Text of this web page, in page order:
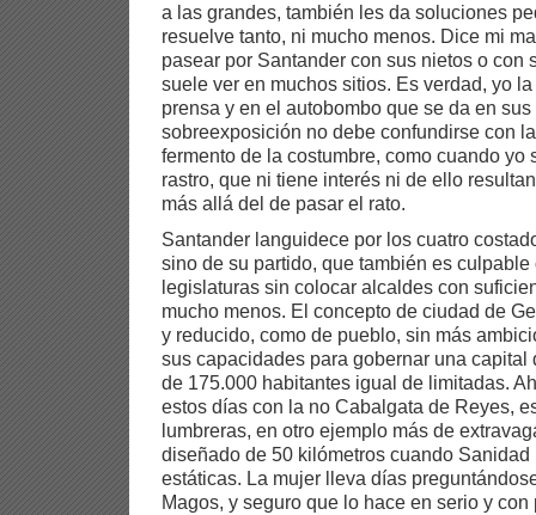
a las grandes, también les da soluciones
resuelve tanto, ni mucho menos. Dice mi
pasear por Santander con sus nietos o con
suele ver en muchos sitios. Es verdad, yo
prensa y en el autobombo que se da en
sobreexposición no debe confundirse con
fermento de la costumbre, como cuando yo
rastro, que ni tiene interés ni de ello
más allá del de pasar el rato.
Santander languidece por los cuatro
sino de su partido, que también es
legislaturas sin colocar alcaldes con
mucho menos. El concepto de ciudad de
y reducido, como de pueblo, sin más
sus capacidades para gobernar una capital
de 175.000 habitantes igual de limitadas.
estos días con la no Cabalgata de Reyes,
lumbreras, en otro ejemplo más de
diseñado de 50 kilómetros cuando
estáticas. La mujer lleva días
Magos, y seguro que lo hace en serio y